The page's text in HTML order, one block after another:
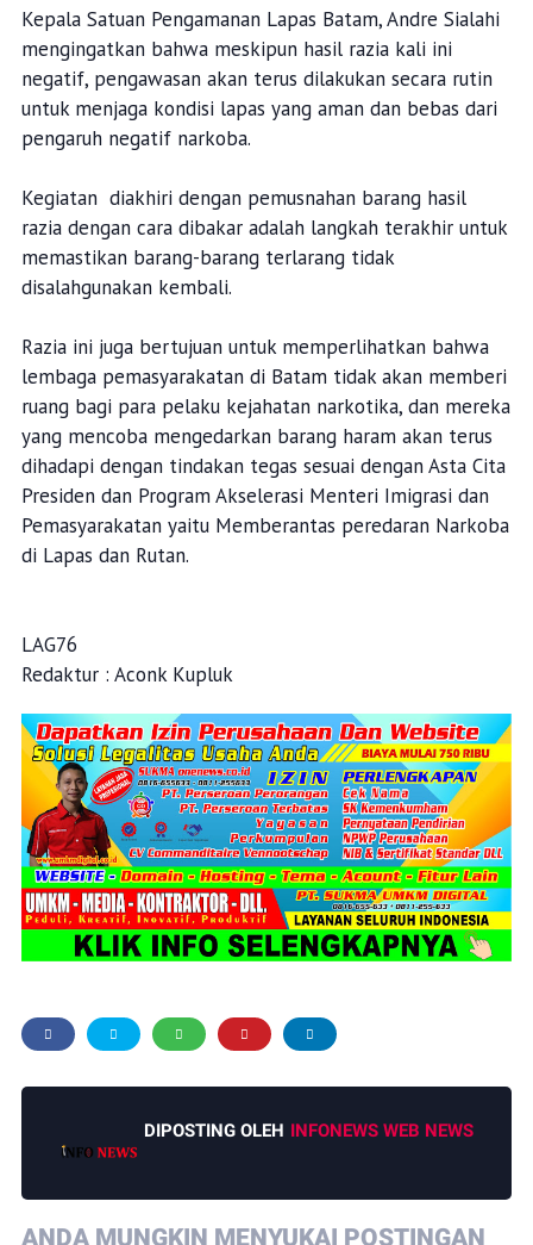
Sementara itu, Danramil 02 sekupang Kapten Inf H.P
Siregar menambahkan bahwa kegiatan razia ini juga
menjadi bentuk komitmen bersama dalam memerangi
peredaran narkoba, yang sering kali mencoba masuk ke
dalam Lapas.
Kepala Satuan Pengamanan Lapas Batam, Andre Sialahi
mengingatkan bahwa meskipun hasil razia kali ini
negatif, pengawasan akan terus dilakukan secara rutin
untuk menjaga kondisi lapas yang aman dan bebas dari
pengaruh negatif narkoba.
Kegiatan diakhiri dengan pemusnahan barang hasil
razia dengan cara dibakar adalah langkah terakhir untuk
memastikan barang-barang terlarang tidak
disalahgunakan kembali.
Razia ini juga bertujuan untuk memperlihatkan bahwa
lembaga pemasyarakatan di Batam tidak akan memberi
ruang bagi para pelaku kejahatan narkotika, dan mereka
dihadapi dengan tindakan tegas sesuai dengan Asta Cita
Presiden dan Program Akselerasi Menteri Imigrasi dan
Pemasyarakatan yaitu Memberantas peredaran Narkoba
di Lapas dan Rutan.
LAG76
Redaktur : Aconk Kupluk